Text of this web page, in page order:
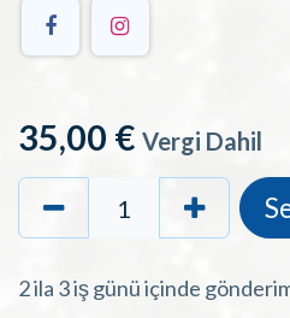
35,00 € Vergi Dahil
2 ila 3 iş günü içinde